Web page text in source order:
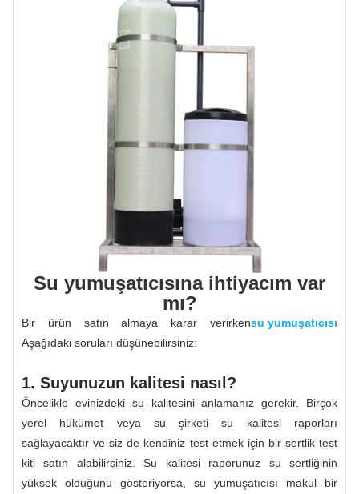
Su yumuşatıcısına ihtiyacım var
mı?
Bir ürün satın almaya karar verirkensu yumuşatıcısı
Aşağıdaki soruları düşünebilirsiniz:
1. Suyunuzun kalitesi nasıl?
Öncelikle evinizdeki su kalitesini anlamanız gerekir. Birçok
yerel hükümet veya su şirketi su kalitesi raporları
sağlayacaktır ve siz de kendiniz test etmek için bir sertlik test
kiti satın alabilirsiniz. Su kalitesi raporunuz su sertliğinin
yüksek olduğunu gösteriyorsa, su yumuşatıcısı makul bir